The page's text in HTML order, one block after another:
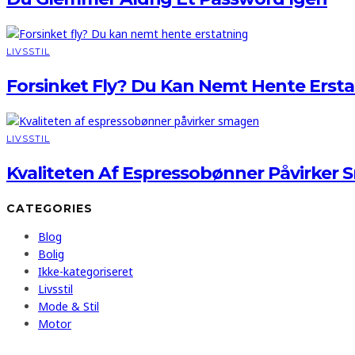
LIVSSTIL
Forsinket Fly? Du Kan Nemt Hente
LIVSSTIL
Kvaliteten Af Espressobønner Påvirker
CATEGORIES
Blog
Bolig
Ikke-kategoriseret
Livsstil
Mode & Stil
Motor